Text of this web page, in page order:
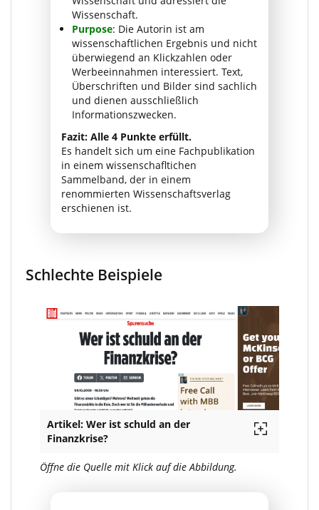
Wissenschaft.
Purpose: Die Autorin ist am
wissenschaftlichen Ergebnis und nicht
überwiegend an Klickzahlen oder
Werbeeinnahmen interessiert. Text,
Überschriften und Bilder sind sachlich
und dienen ausschließlich
Informationszwecken.
Fazit: Alle 4 Punkte erfüllt.
Es handelt sich um eine Fachpublikation
in einem wissenschafltichen
Sammelband, der in einem
renommierten Wissenschaftsverlag
erschienen ist.
Schlechte Beispiele
Artikel: Wer ist schuld an der
Finanzkrise?
Öffne die Quelle mit Klick auf die Abbildung.